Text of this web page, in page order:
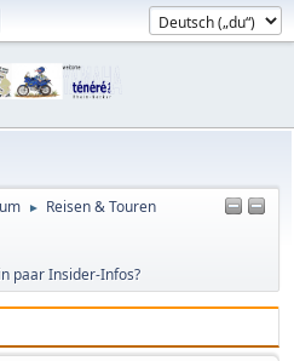
► Reisen & Touren
paar Insider-Infos?